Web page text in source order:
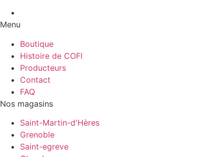
Menu
Boutique
Histoire de COFI
Producteurs
Contact
FAQ
Nos magasins
Saint-Martin-d'Hères
Grenoble
Saint-egreve